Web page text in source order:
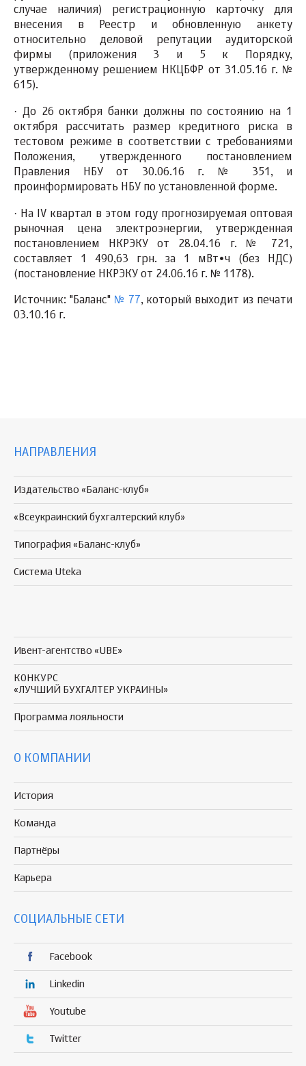
случае наличия) регистрационную карточку для
внесения в Реестр и обновленную анкету
относительно деловой репутации аудиторской
фирмы (приложения 3 и 5 к Порядку,
утвержденному решением НКЦБФР от 31.05.16 г. №
615).
· До 26 октября банки должны по состоянию на 1
октября рассчитать размер кредитного риска в
тестовом режиме в соответствии с требованиями
Положения, утвержденного постановлением
Правления НБУ от 30.06.16 г. № 351, и
проинформировать НБУ по установленной форме.
· На IV квартал в этом году прогнозируемая оптовая
рыночная цена электроэнергии, утвержденная
постановлением НКРЭКУ от 28.04.16 г. № 721,
составляет 1 490,63 грн. за 1 мВт•ч (без НДС)
(постановление НКРЭКУ от 24.06.16 г. № 1178).
Источник: "Баланс" № 77, который выходит из печати
03.10.16 г.
НАПРАВЛЕНИЯ
Издательство «Баланс-клуб»
«Всеукраинский бухгалтерский клуб»
Типография «Баланс-клуб»
Система Uteka
Ивент-агентство «UBE»
КОНКУРС
«ЛУЧШИЙ БУХГАЛТЕР УКРАИНЫ»
Программа лояльности
О КОМПАНИИ
История
Команда
Партнёры
Карьера
СОЦИАЛЬНЫЕ СЕТИ
Facebook
Linkedin
Youtube
Twitter